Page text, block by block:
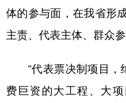
体的参与面，在我省形
主责、代表主体、群众参
“代表票决制项目，
费巨资的大工程、大